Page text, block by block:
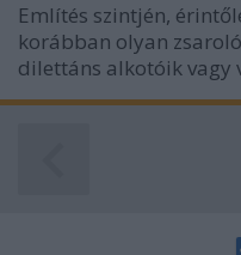
Említés szintjén,
korábban olyan
dilettáns alkotóik vagy